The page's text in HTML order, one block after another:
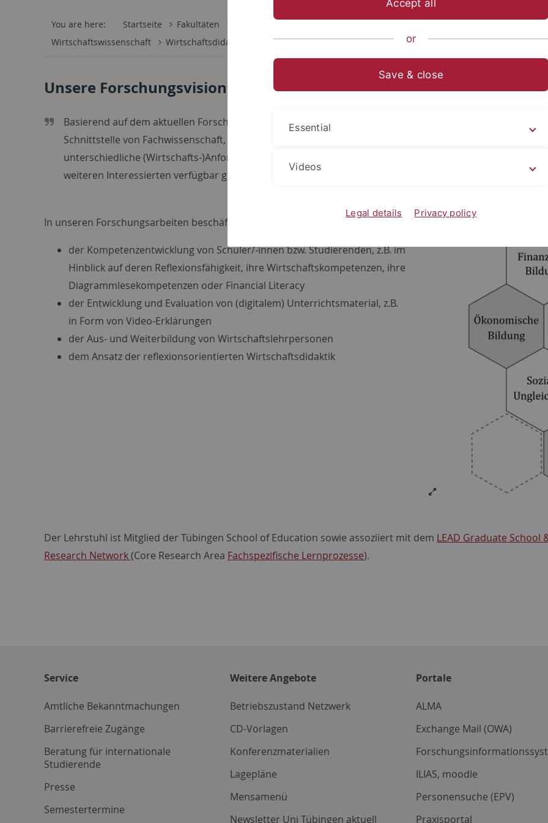
You are here: Startseite Fakultäten
Wirtschaftswissenschaft
Wirtschaftsdidaktik Forschung
Unsere Forschungsvision
Basierend auf dem aktuellen Forschungsstand führen wir praxisnahe Forschung zur
Schnittstelle von Fachwissenschaft, Erziehungswissenschaft und weiteren Disziplinen durch. Unser Ziel:
unterschiedliche (Wirtschafts-)Anforderungen besser bewältigen. Hierfür werden unsere Publikationen
weiteren Interessierten verfügbar gemacht.
In unseren Forschungsarbeiten beschäftigen wir uns u.a. mit
der Kompetenzentwicklung von Schüler/-innen bzw. Studierenden, z.B. im
Hinblick auf deren Reflexionsfähigkeit, ihre Wirtschaftskompetenzen, ihre
Diagrammlesekompetenzen oder Financial Literacy
der Entwicklung und Evaluation von (digitalem) Unterrichtsmaterial, z.B.
in Form von Video-Erklärungen
der Aus- und Weiterbildung von Wirtschaftslehrpersonen
dem Ansatz der reflexionsorientierten Wirtschaftsdidaktik
Der Lehrstuhl ist Mitglied der Tübingen School of Education sowie assoziiert mit dem LEAD Graduate School
Research Network(Core Research Area Fachspezifische Lernprozesse).
Service
Amtliche Bekanntmachungen
Barrierefreie Zugänge
Beratung für internationale
Studierende
Presse
Semestertermine
Weitere Angebote
Betriebszustand Netzwerk
CD-Vorlagen
Konferenzmaterialien
Lagepläne
Mensamenü
Newsletter Uni Tübingen aktuell
Portale
ALMA
Exchange Mail (OWA)
ILIAS, moodle
Personensuche (EPV)
Praxisportal
Accept all
or
Save & close
Essential
Videos
Legal details Privacy policy